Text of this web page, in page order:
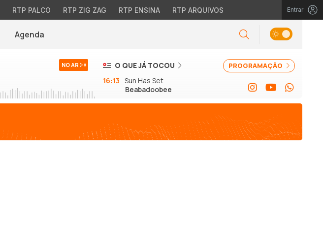
RTP PALCO RTP ZIG ZAG RTP ENSINA RTP ARQUIVOS Entrar
Agenda
NO AR PROGRAMAÇÃO
O QUE JÁ TOCOU
16:13 Sun Has Set
Beabadoobee